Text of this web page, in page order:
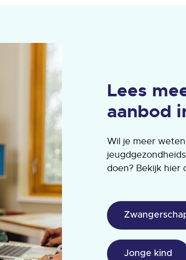
Lees
aanbod
Wil je meer
doen? Bekijk hier
Jonge kind